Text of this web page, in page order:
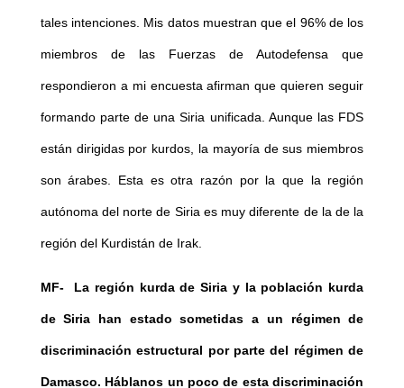
tales intenciones. Mis datos muestran que el 96% de los
miembros de las Fuerzas de Autodefensa que
respondieron a mi encuesta afirman que quieren seguir
formando parte de una Siria unificada. Aunque las FDS
están dirigidas por kurdos, la mayoría de sus miembros
son árabes. Esta es otra razón por la que la región
autónoma del norte de Siria es muy diferente de la de la
región del Kurdistán de Irak.
MF- La región kurda de Siria y la población kurda
de Siria han estado sometidas a un régimen de
discriminación estructural por parte del régimen de
Damasco. Háblanos un poco de esta discriminación